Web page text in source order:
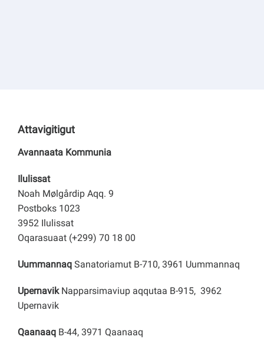
Attavigitigut
Avannaata Kommunia
Ilulissat
Noah Mølgårdip Aqq. 9
Postboks 1023
3952 Ilulissat
Oqarasuaat (+299) 70 18 00
Uummannaq Sanatoriamut B-710, 3961 Uummannaq
Upernavik Napparsimaviup aqqutaa B-915, 3962
Upernavik
Qaanaaq B-44, 3971 Qaanaaq